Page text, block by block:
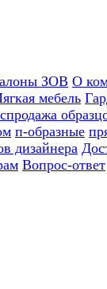
ЗОВ О
мебель
п-образные
дизайнера
Вопрос-ответ